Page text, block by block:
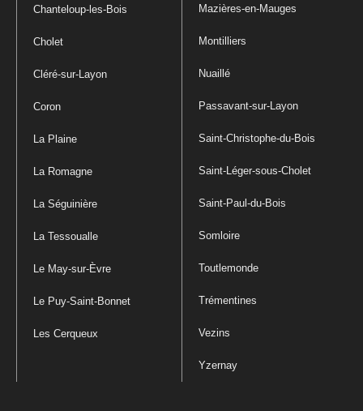
Chanteloup-les-Bois
Cholet
Cléré-sur-Layon
Coron
La Plaine
La Romagne
La Séguinière
La Tessoualle
Le May-sur-Èvre
Le Puy-Saint-Bonnet
Les Cerqueux
Mazières-en-Mauges
Montilliers
Nuaillé
Passavant-sur-Layon
Saint-Christophe-du-Bois
Saint-Léger-sous-Cholet
Saint-Paul-du-Bois
Somloire
Toutlemonde
Trémentines
Vezins
Yzernay